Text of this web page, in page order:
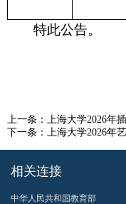
特此公告。
上一条：
上海大学2026年
下一条：
上海大学2026年
相关连接
中华人民共和国教育部